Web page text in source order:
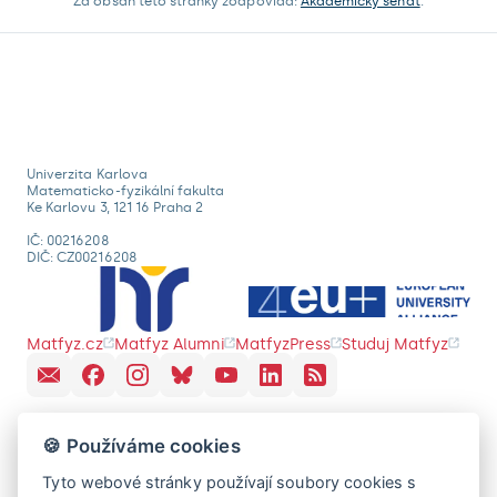
Univerzita Karlova
Matematicko-fyzikální fakulta
Ke Karlovu 3, 121 16 Praha 2
IČ: 00216208
DIČ: CZ00216208
Matfyz.cz Matfyz Alumni MatfyzPress Studuj Matfyz
🍪 Používáme cookies
Tyto webové stránky používají soubory cookies s